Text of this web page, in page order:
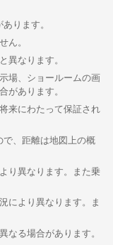
ります。
ん。
異なります。
場、ショールームの画
があります。
来にわたって保証され
で、距離は地図上の概
り異なります。また乗
により異なります。ま
なる場合があります。